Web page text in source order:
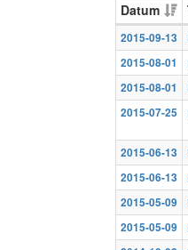
Datum
2015-09-13
2015-08-01
2015-08-01
2015-07-25
2015-06-13
2015-06-13
2015-05-09
2015-05-09